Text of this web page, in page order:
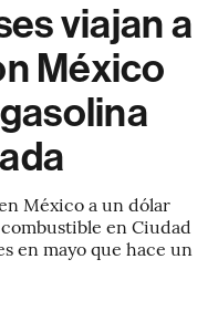
viajan a
México
México a un dólar
en Ciudad
en mayo que hace un